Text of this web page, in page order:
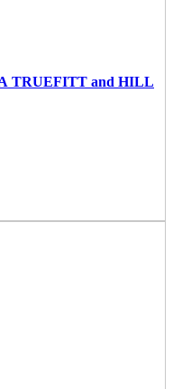
and HILL